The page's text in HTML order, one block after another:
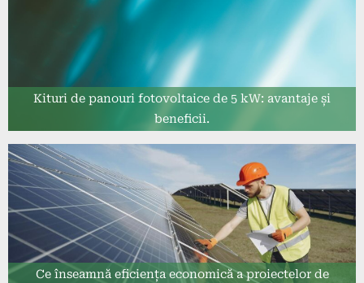
Kituri de panouri fotovoltaice de 5 kW: avantaje și
beneficii.
Ce înseamnă eficiența economică a proiectelor de